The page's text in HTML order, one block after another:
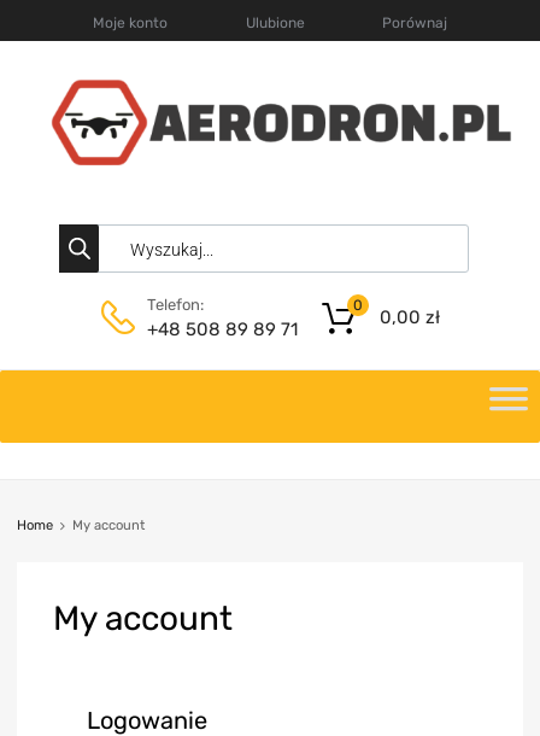
Moje konto Ulubione Porównaj
Telefon:
+48 508 89 89 71
0,00 zł
0
Home My account
Myaccount
Logowanie